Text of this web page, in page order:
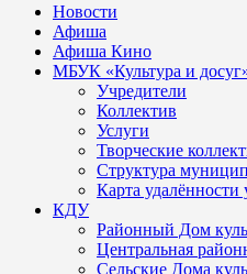
Новости
Афиша
Афиша Кино
МБУК «Культура и
Учредители
Коллектив
Услуги
Творческие
Структура
Карта
КДУ
Районный Дом
Центральная
Сельские Дома